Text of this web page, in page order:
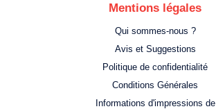
Mentions légales
Qui sommes-nous ?
Avis et Suggestions
Politique de confidentialité
Conditions Générales
Informations d'impressions de